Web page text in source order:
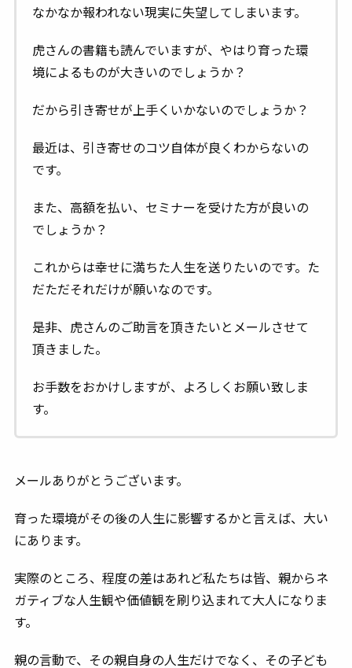
なかなか報われない現実に失望してしまいます。
虎さんの書籍も読んでいますが、やはり育った環
境によるものが大きいのでしょうか？
だから引き寄せが上手くいかないのでしょうか？
最近は、引き寄せのコツ自体が良くわからないの
です。
また、高額を払い、セミナーを受けた方が良いの
でしょうか？
これからは幸せに満ちた人生を送りたいのです。た
だただそれだけが願いなのです。
是非、虎さんのご助言を頂きたいとメールさせて
頂きました。
お手数をおかけしますが、よろしくお願い致しま
す。
メールありがとうございます。
育った環境がその後の人生に影響するかと言えば、大い
にあります。
実際のところ、程度の差はあれど私たちは皆、親からネ
ガティブな人生観や価値観を刷り込まれて大人になりま
す。
親の言動で、その親自身の人生だけでなく、その子ども